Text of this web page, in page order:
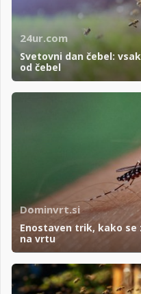
24ur.com
Svetovni dan čebel:
od čebel
Dominvrt.si
Enostaven trik, kako
na vrtu